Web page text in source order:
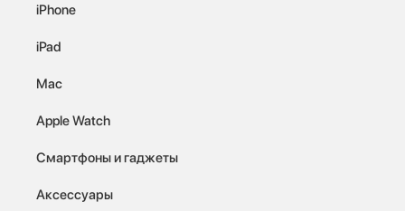
iPhone
iPad
Mac
Apple Watch
Смартфоны и гаджеты
Аксессуары